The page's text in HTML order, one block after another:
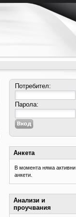
Потребител:
Парола:
Анкета
В момента няма активни
анкети.
Анализи и
проучвания